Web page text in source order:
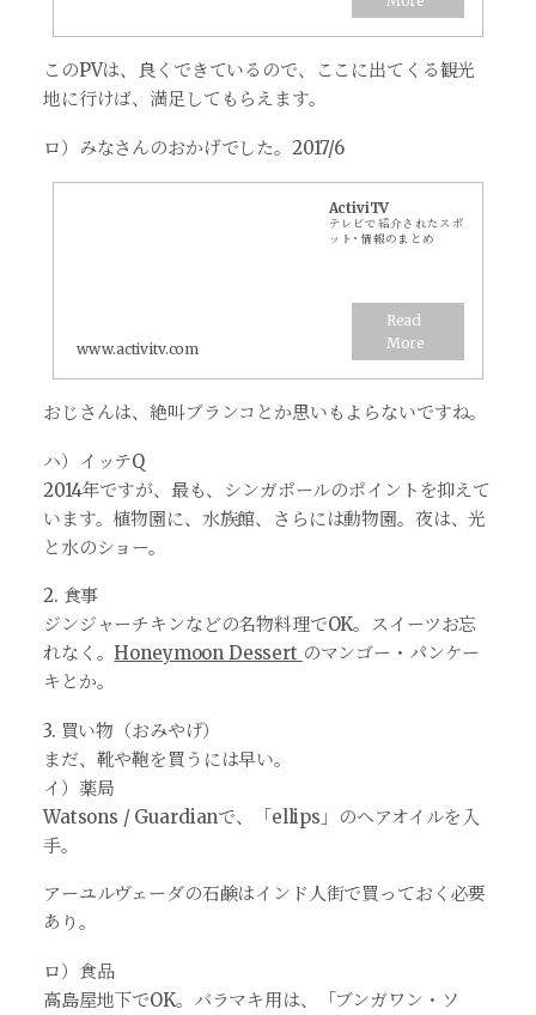
このPVは、良くできているので、ここに出てくる観光
地に行けば、満足してもらえます。
ロ）みなさんのおかげでした。2017/6
ActiviTV
テレビで紹介されたスポ
ット･情報のまとめ
www.activitv.com
おじさんは、絶叫ブランコとか思いもよらないですね。
ハ）イッテQ
2014年ですが、最も、シンガポールのポイントを抑えて
います。植物園に、水族館、さらには動物園。夜は、光
と水のショー。
2. 食事
ジンジャーチキンなどの名物料理でOK。スイーツお忘
れなく。Honeymoon Dessert のマンゴー・パンケー
キとか。
3. 買い物（おみやげ）
まだ、靴や鞄を買うには早い。
イ）薬局
Watsons / Guardianで、「ellips」のヘアオイルを入
手。
アーユルヴェーダの石鹸はインド人街で買っておく必要
あり。
ロ）食品
高島屋地下でOK。バラマキ用は、「ブンガワン・ソ